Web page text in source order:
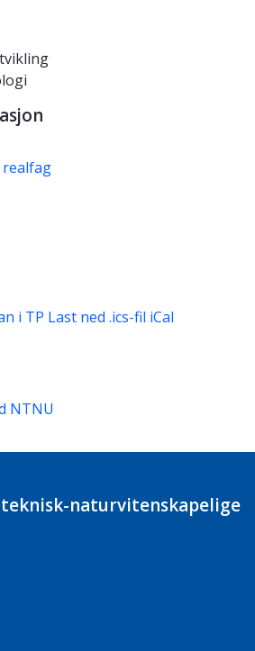
i TP Last ned .ics-fil iCal
NTNU
teknisk-naturvitenskapelige